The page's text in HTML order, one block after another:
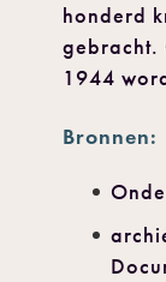
honderd
gebracht.
1944
Bronnen: